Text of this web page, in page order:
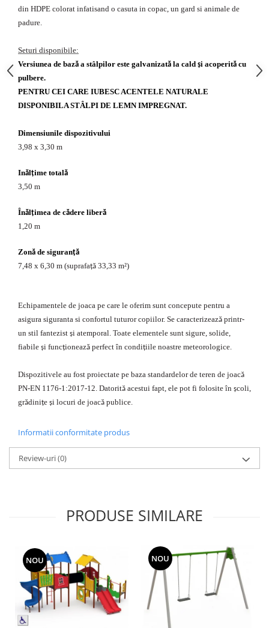
din HDPE colorat infatisand o casuta in copac, un gard si animale de
padure.
Seturi disponibile:
Versiunea de bază a stâlpilor este galvanizată la cald și acoperită cu
pulbere.
PENTRU CEI CARE IUBESC ACENTELE NATURALE
DISPONIBILA STÂLPI DE LEMN IMPREGNAT.
Dimensiunile dispozitivului
3,98 x 3,30 m
Inălțime totală
3,50 m
Înălțimea de cădere liberă
1,20 m
Zonă de siguranţă
7,48 x 6,30 m (suprafață 33,33 m²)
Echipamentele de joaca pe care le oferim sunt concepute pentru a
asigura siguranta si confortul tuturor copiilor. Se caracterizează printr-
un stil fantezist și atemporal. Toate elementele sunt sigure, solide,
fiabile și funcționează perfect în condițiile noastre meteorologice.
Dispozitivele au fost proiectate pe baza standardelor de teren de joacă
PN-EN 1176-1:2017-12. Datorită acestui fapt, ele pot fi folosite în școli,
grădinițe și locuri de joacă publice.
Informatii conformitate produs
Review-uri(0)
PRODUSE SIMILARE
NOU NOU